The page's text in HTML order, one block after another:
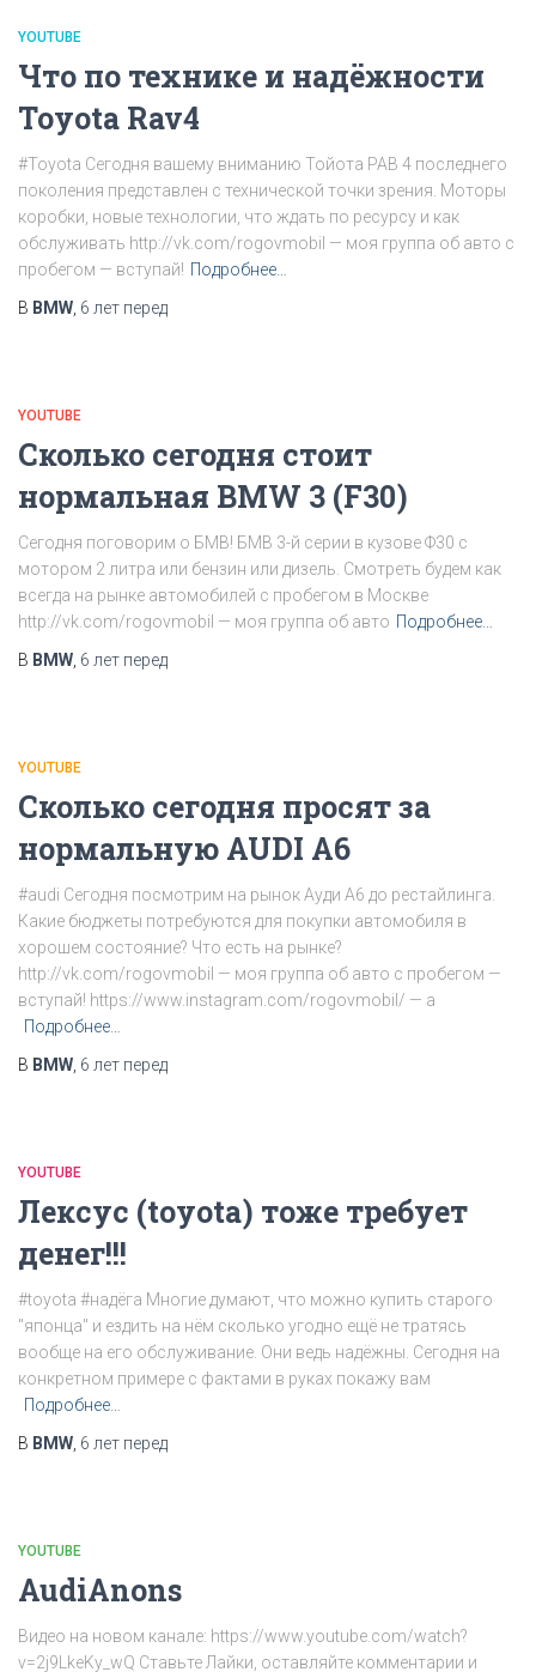
YOUTUBE
Что по технике и надёжности
Toyota Rav4
#Toyota Сегодня вашему вниманию Тойота РАВ 4 последнего
поколения представлен с технической точки зрения. Моторы
коробки, новые технологии, что ждать по ресурсу и как
обслуживать http://vk.com/rogovmobil — моя группа об авто с
пробегом — вступай! Подробнее…
В BMW 6 лет перед
YOUTUBE
Сколько сегодня стоит
нормальная BMW 3 (F30)
Сегодня поговорим о БМВ! БМВ 3-й серии в кузове Ф30 с
мотором 2 литра или бензин или дизель. Смотреть будем как
всегда на рынке автомобилей с пробегом в Москве
http://vk.com/rogovmobil — моя группа об авто Подробнее…
В BMW 6 лет перед
YOUTUBE
Сколько сегодня просят за
нормальную AUDI A6
#audi Сегодня посмотрим на рынок Ауди А6 до рестайлинга.
Какие бюджеты потребуются для покупки автомобиля в
хорошем состояние? Что есть на рынке?
http://vk.com/rogovmobil — моя группа об авто с пробегом —
вступай! https://www.instagram.com/rogovmobil/ — а
Подробнее…
В BMW 6 лет перед
YOUTUBE
Лексус (toyota) тоже требует
денег!!!
#toyota #надёга Многие думают, что можно купить старого
"японца" и ездить на нём сколько угодно ещё не тратясь
вообще на его обслуживание. Они ведь надёжны. Сегодня на
конкретном примере с фактами в руках покажу вам
Подробнее…
В BMW 6 лет перед
YOUTUBE
AudiAnons
Видео на новом канале: https://www.youtube.com/watch?
v=2j9LkeKy_wQ Ставьте Лайки, оставляйте комментарии и